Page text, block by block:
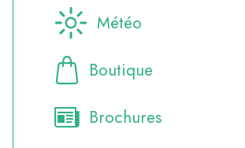
Météo
Boutique
Brochures